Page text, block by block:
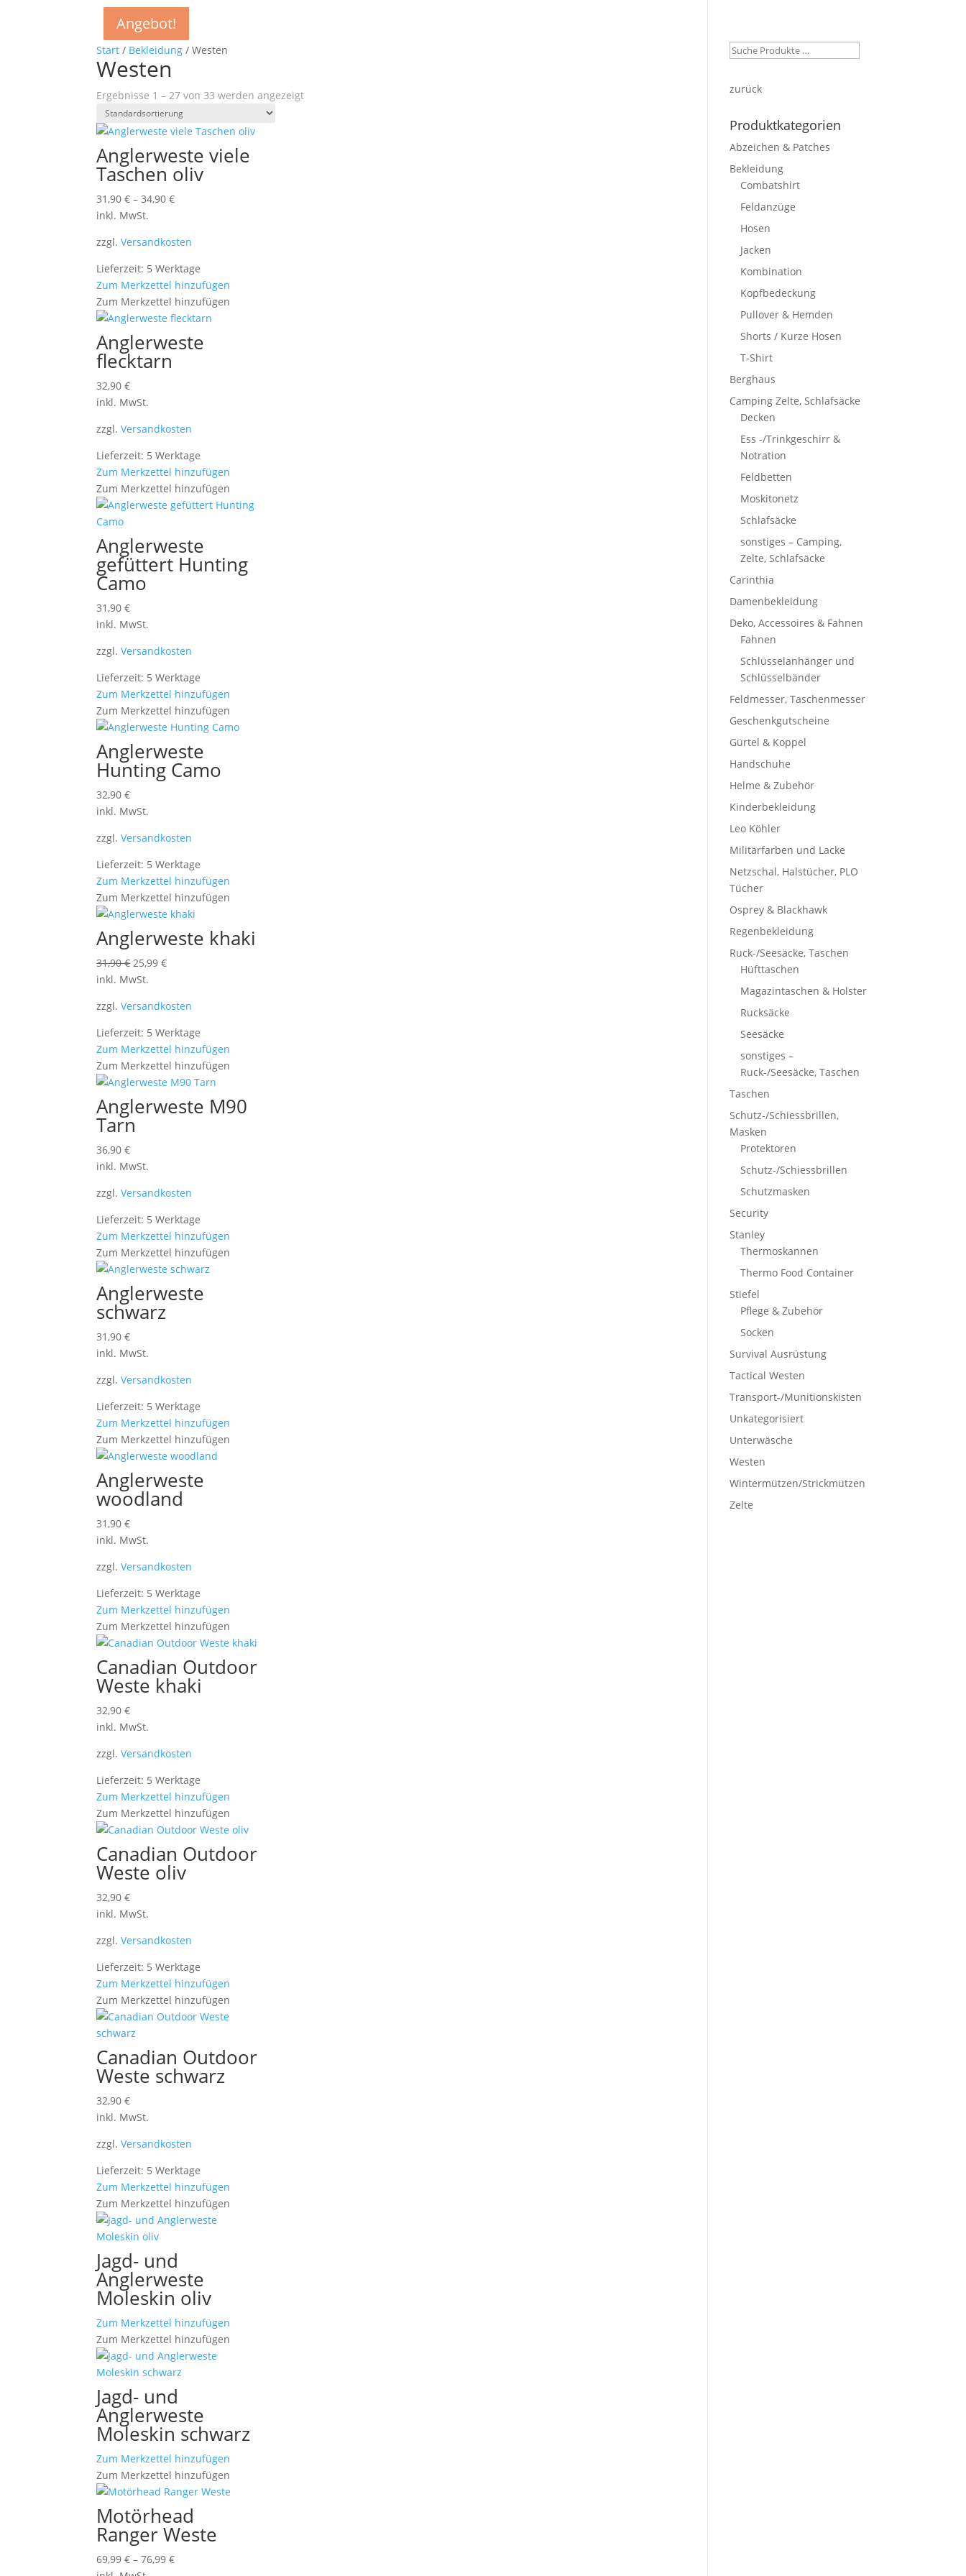
Start / Bekleidung / Westen
Westen
Ergebnisse 1 – 27 von 33 werden angezeigt
Anglerweste viele
Taschen oliv
31,90€ –34,90€
inkl. MwSt.
zzgl.Versandkosten
Lieferzeit: 5 Werktage
Zum Merkzettel hinzufügen
Zum Merkzettel hinzufügen
Anglerweste
flecktarn
32,90€
inkl. MwSt.
zzgl.Versandkosten
Lieferzeit: 5 Werktage
Zum Merkzettel hinzufügen
Zum Merkzettel hinzufügen
Anglerweste
gefüttert Hunting
Camo
31,90€
inkl. MwSt.
zzgl.Versandkosten
Lieferzeit: 5 Werktage
Zum Merkzettel hinzufügen
Zum Merkzettel hinzufügen
Anglerweste
Hunting Camo
32,90€
inkl. MwSt.
zzgl.Versandkosten
Lieferzeit: 5 Werktage
Zum Merkzettel hinzufügen
Zum Merkzettel hinzufügen
Angebot!
Anglerweste khaki
31,90€ Ursprünglicher
Preis
31,90 €
25,99€Aktueller
25,99 €.
inkl. MwSt.
zzgl.Versandkosten
Lieferzeit: 5 Werktage
Zum Merkzettel hinzufügen
Zum Merkzettel hinzufügen
Anglerweste M90
Tarn
36,90€
inkl. MwSt.
zzgl.Versandkosten
Lieferzeit: 5 Werktage
Zum Merkzettel hinzufügen
Zum Merkzettel hinzufügen
Anglerweste
schwarz
31,90€
inkl. MwSt.
zzgl.Versandkosten
Lieferzeit: 5 Werktage
Zum Merkzettel hinzufügen
Zum Merkzettel hinzufügen
Anglerweste
woodland
31,90€
inkl. MwSt.
zzgl.Versandkosten
Lieferzeit: 5 Werktage
Zum Merkzettel hinzufügen
Zum Merkzettel hinzufügen
Canadian Outdoor
Weste khaki
32,90€
inkl. MwSt.
zzgl.Versandkosten
Lieferzeit: 5 Werktage
Zum Merkzettel hinzufügen
Zum Merkzettel hinzufügen
Canadian Outdoor
Weste oliv
32,90€
inkl. MwSt.
zzgl.Versandkosten
Lieferzeit: 5 Werktage
Zum Merkzettel hinzufügen
Zum Merkzettel hinzufügen
Canadian Outdoor
Weste schwarz
32,90€
inkl. MwSt.
zzgl.Versandkosten
Lieferzeit: 5 Werktage
Zum Merkzettel hinzufügen
Zum Merkzettel hinzufügen
Jagd- und
Anglerweste
Moleskin oliv
Zum Merkzettel hinzufügen
Zum Merkzettel hinzufügen
Jagd- und
Anglerweste
Moleskin schwarz
Zum Merkzettel hinzufügen
Zum Merkzettel hinzufügen
Motörhead
Ranger Weste
69,99€ –76,99€
Angebot!
Angebot!
Angebot!
Angebot!
Angebot!
Angebot!
Angebot!
Angebot!
zurück
Produktkategorien
Abzeichen & Patches
Bekleidung
Combatshirt
Feldanzüge
Hosen
Jacken
Kombination
Kopfbedeckung
Pullover & Hemden
Shorts / Kurze Hosen
T-Shirt
Berghaus
Camping Zelte, Schlafsäcke
Decken
Ess -/Trinkgeschirr &
Notration
Feldbetten
Moskitonetz
Schlafsäcke
sonstiges – Camping,
Zelte, Schlafsäcke
Carinthia
Damenbekleidung
Deko, Accessoires & Fahnen
Fahnen
Schlüsselanhänger und
Schlüsselbänder
Feldmesser, Taschenmesser
Geschenkgutscheine
Gürtel & Koppel
Handschuhe
Helme & Zubehör
Kinderbekleidung
Leo Köhler
Militärfarben und Lacke
Netzschal, Halstücher, PLO
Tücher
Osprey & Blackhawk
Regenbekleidung
Ruck-/Seesäcke, Taschen
Hüfttaschen
Magazintaschen & Holster
Rucksäcke
Seesäcke
sonstiges –
Ruck-/Seesäcke, Taschen
Taschen
Schutz-/Schiessbrillen,
Masken
Protektoren
Schutz-/Schiessbrillen
Schutzmasken
Security
Stanley
Thermoskannen
Thermo Food Container
Stiefel
Pflege & Zubehör
Socken
Survival Ausrüstung
Tactical Westen
Transport-/Munitionskisten
Unkategorisiert
Unterwäsche
Westen
Wintermützen/Strickmützen
Zelte